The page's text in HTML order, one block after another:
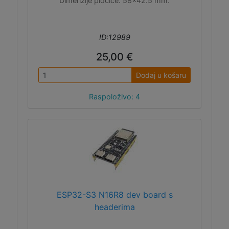
ID:12989
25,00 €
Dodaj u košaru
Raspoloživo: 4
ESP32-S3 N16R8 dev board s
headerima